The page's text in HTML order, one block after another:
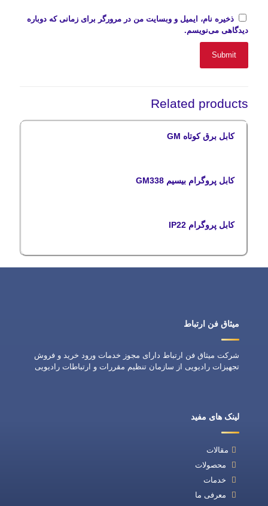
ذخیره نام، ایمیل و وبسایت من در مرورگر برای زمانی که دوباره
دیدگاهی می‌نویسم.
Related products
کابل برق کوتاه GM
کابل پروگرام بیسیم GM338
کابل پروگرام IP22
میثاق فن ارتباط
شرکت میثاق فن ارتباط دارای مجوز خدمات ورود خرید و فروش
تجهیزات رادیویی از سازمان تنظیم مقررات و ارتباطات رادیویی
لینک های مفید
مقالات
محصولات
خدمات
معرفی ما